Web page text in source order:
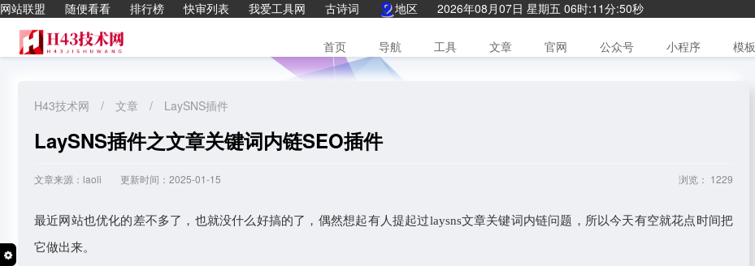
网站联盟 随便看看 排行榜 快审列表 我爱工具网 古诗词 地区 2026年08月07日 星期五 06时:11分:51秒
首页 导航 工具 文章 官网 公众号 小程序 模板
H43技术网 / 文章 / LaySNS插件
LaySNS插件之文章关键词内链SEO插件
文章来源：laoli 更新时间：2025-01-15 浏览： 1229
最近网站也优化的差不多了，也就没什么好搞的了，偶然想起有人提起过laysns文章关键词内链问题，所以今天有空就花点时间把
它做出来。